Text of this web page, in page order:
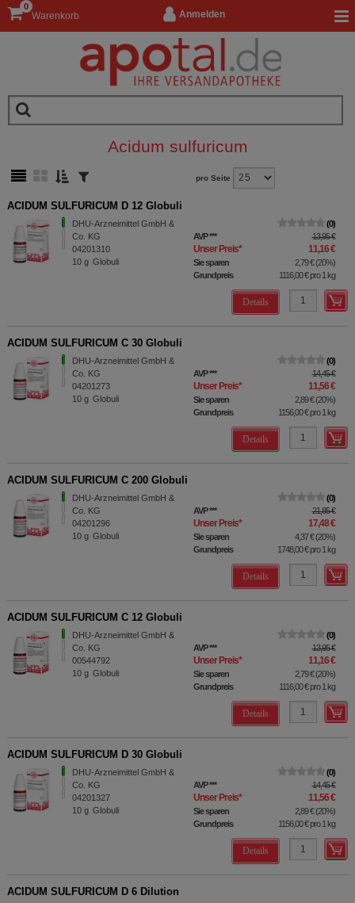
Anmelden
Warenkorb
0
Acidum sulfuricum
pro Seite
ACIDUM SULFURICUM D 12 Globuli
DHU-Arzneimittel GmbH &
Co. KG
04201310
10 g Globuli
0
AVP*** 13,95 €
Unser Preis* 11,16 €
Sie sparen 2,79 €(20%)
Grundpreis
1116,00 €pro 1 kg
Details
ACIDUM SULFURICUM C 30 Globuli
DHU-Arzneimittel GmbH &
Co. KG
04201273
10 g Globuli
0
AVP*** 14,45 €
Unser Preis* 11,56 €
Sie sparen 2,89 €(20%)
Grundpreis
1156,00 €pro 1 kg
Details
ACIDUM SULFURICUM C 200 Globuli
DHU-Arzneimittel GmbH &
Co. KG
04201296
10 g Globuli
0
AVP*** 21,85 €
Unser Preis* 17,48 €
Sie sparen 4,37 €(20%)
Grundpreis
1748,00 €pro 1 kg
Details
ACIDUM SULFURICUM C 12 Globuli
DHU-Arzneimittel GmbH &
Co. KG
00544792
10 g Globuli
0
AVP*** 13,95 €
Unser Preis* 11,16 €
Sie sparen 2,79 €(20%)
Grundpreis
1116,00 €pro 1 kg
Details
ACIDUM SULFURICUM D 30 Globuli
DHU-Arzneimittel GmbH &
Co. KG
04201327
10 g Globuli
0
AVP*** 14,45 €
Unser Preis* 11,56 €
Sie sparen 2,89 €(20%)
Grundpreis
1156,00 €pro 1 kg
Details
ACIDUM SULFURICUM D 6 Dilution